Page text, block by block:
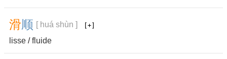
滑顺 [ huá shùn ]
lisse /fluide